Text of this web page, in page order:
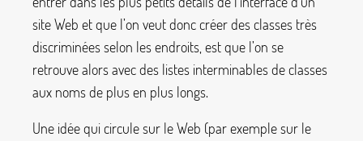
site Web et que l’on veut donc créer des classes très
discriminées selon les endroits, est que l’on se
retrouve alors avec des listes interminables de classes
aux noms de plus en plus longs.
Une idée qui circule sur le Web (par exemple sur le